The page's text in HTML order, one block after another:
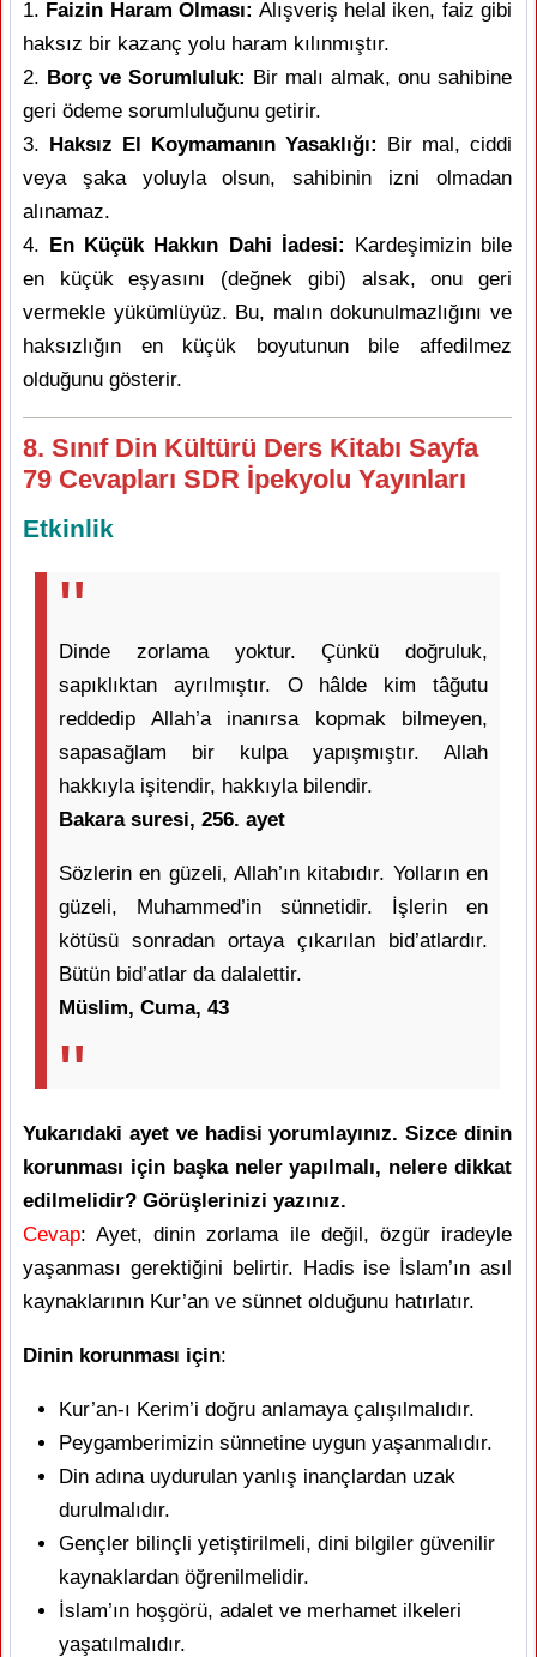
1. Faizin Haram Olması: Alışveriş helal iken, faiz gibi
haksız bir kazanç yolu haram kılınmıştır.
2. Borç ve Sorumluluk: Bir malı almak, onu sahibine
geri ödeme sorumluluğunu getirir.
3. Haksız El Koymamanın Yasaklığı: Bir mal, ciddi
veya şaka yoluyla olsun, sahibinin izni olmadan
alınamaz.
4. En Küçük Hakkın Dahi İadesi: Kardeşimizin bile
en küçük eşyasını (değnek gibi) alsak, onu geri
vermekle yükümlüyüz. Bu, malın dokunulmazlığını ve
haksızlığın en küçük boyutunun bile affedilmez
olduğunu gösterir.
8. Sınıf Din Kültürü Ders Kitabı Sayfa
79 Cevapları SDR İpekyolu Yayınları
Etkinlik
Dinde zorlama yoktur. Çünkü doğruluk,
sapıklıktan ayrılmıştır. O hâlde kim tâğutu
reddedip Allah’a inanırsa kopmak bilmeyen,
sapasağlam bir kulpa yapışmıştır. Allah
hakkıyla işitendir, hakkıyla bilendir.
Bakara suresi, 256. ayet
Sözlerin en güzeli, Allah’ın kitabıdır. Yolların en
güzeli, Muhammed’in sünnetidir. İşlerin en
kötüsü sonradan ortaya çıkarılan bid’atlardır.
Bütün bid’atlar da dalalettir.
Müslim, Cuma, 43
Yukarıdaki ayet ve hadisi yorumlayınız. Sizce dinin
korunması için başka neler yapılmalı, nelere dikkat
edilmelidir? Görüşlerinizi yazınız.
Cevap: Ayet, dinin zorlama ile değil, özgür iradeyle
yaşanması gerektiğini belirtir. Hadis ise İslam’ın asıl
kaynaklarının Kur’an ve sünnet olduğunu hatırlatır.
Dinin korunması için:
Kur’an-ı Kerim’i doğru anlamaya çalışılmalıdır.
Peygamberimizin sünnetine uygun yaşanmalıdır.
Din adına uydurulan yanlış inançlardan uzak
durulmalıdır.
Gençler bilinçli yetiştirilmeli, dini bilgiler güvenilir
kaynaklardan öğrenilmelidir.
İslam’ın hoşgörü, adalet ve merhamet ilkeleri
yaşatılmalıdır.